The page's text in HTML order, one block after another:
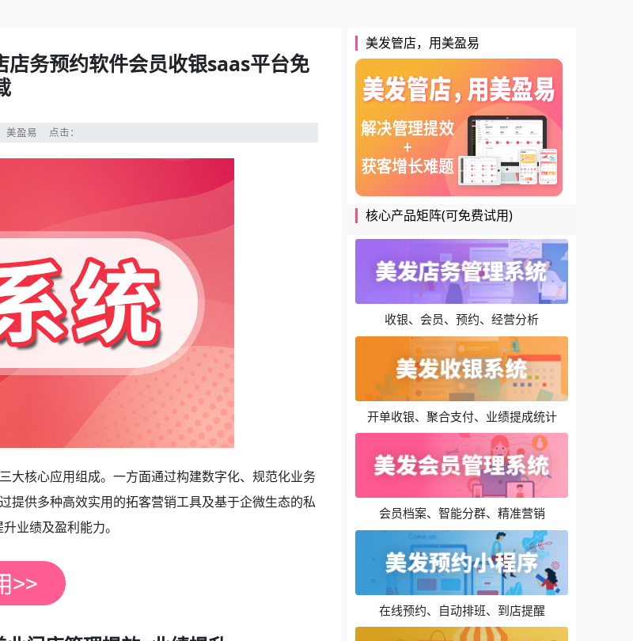
店务预约软件会员收银saas平台免
美盈易 点击：
大核心应用组成。一方面通过构建数字化、规范化业务
提供多种高效实用的拓客营销工具及基于企微生态的私
业绩及盈利能力。
美发管店，用美盈易
核心产品矩阵(可免费试用)
收银、会员、预约、经营分析
开单收银、聚合支付、业绩提成统计
会员档案、智能分群、精准营销
在线预约、自动排班、到店提醒